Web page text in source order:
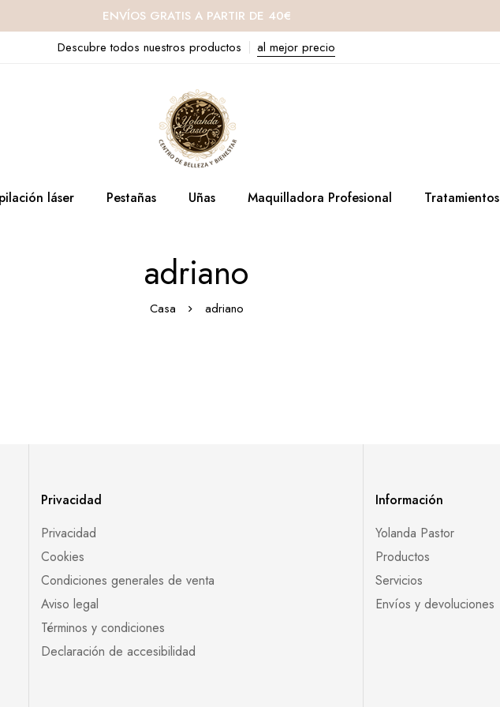
ENVÍOS GRATIS A PARTIR DE 40€
Descubre todos nuestros productos al mejor precio
láser Pestañas Uñas Maquilladora Profesional Tratamientos
adriano
Casa adriano
Privacidad
Privacidad
Cookies
Condiciones generales de venta
Aviso legal
Términos y condiciones
Declaración de accesibilidad
Información
Yolanda Pastor
Productos
Servicios
Envíos y devoluciones